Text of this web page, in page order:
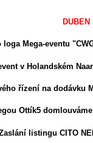
DUBEN
Mega-eventu
v Holandském
řízení na dodávku
Ottík5
listingu CITO